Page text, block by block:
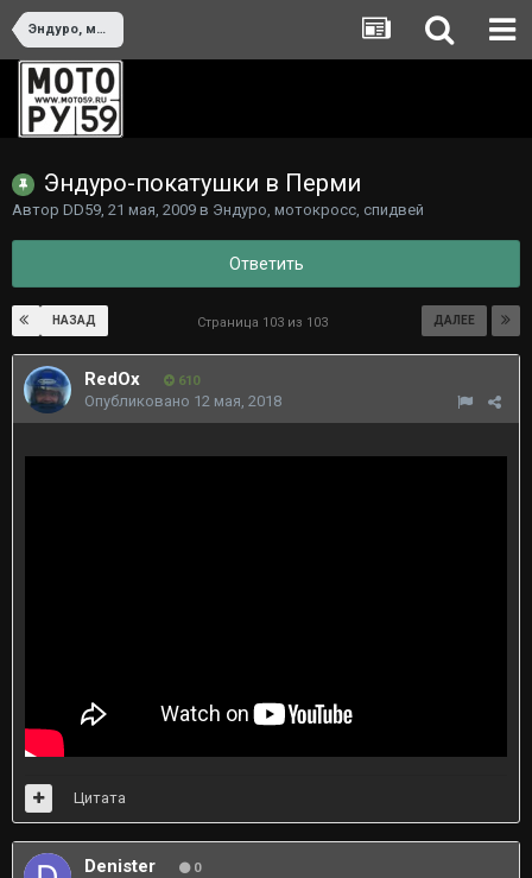
Эндуро, мотокросс, спидвей
Эндуро-покатушки в Перми
Автор DD59, 21 мая, 2009 в Эндуро, мотокросс, спидвей
Ответить
НАЗАД ДАЛЕЕ
Страница 103 из 103
RedOx 610
Опубликовано 12 мая, 2018
Цитата
Denister 0